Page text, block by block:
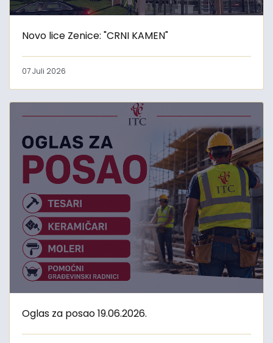
Novo lice Zenice: "CRNI KAMEN"
07 Juli 2026
Oglas za posao 19.06.2026.